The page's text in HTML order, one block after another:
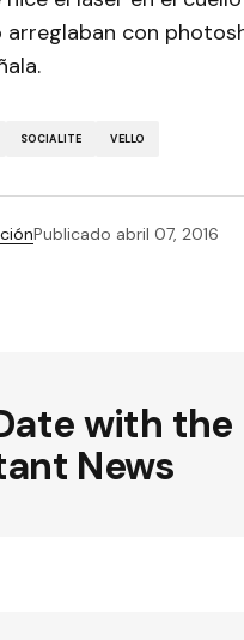
con
SOCIALITE VELLO
Publicado abril 07, 2016
with the
News